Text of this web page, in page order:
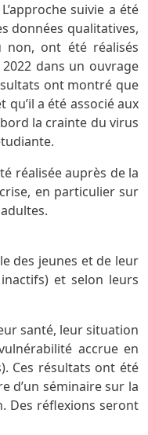
suivie a été
données qualitatives,
non, ont été réalisés
dans un ouvrage
ont montré que
a été associé aux
la crainte du virus
réalisée auprès de la
en particulier sur
des jeunes et de leur
et selon leurs
santé, leur situation
accrue en
Ces résultats ont été
d’un séminaire sur la
Des réflexions seront